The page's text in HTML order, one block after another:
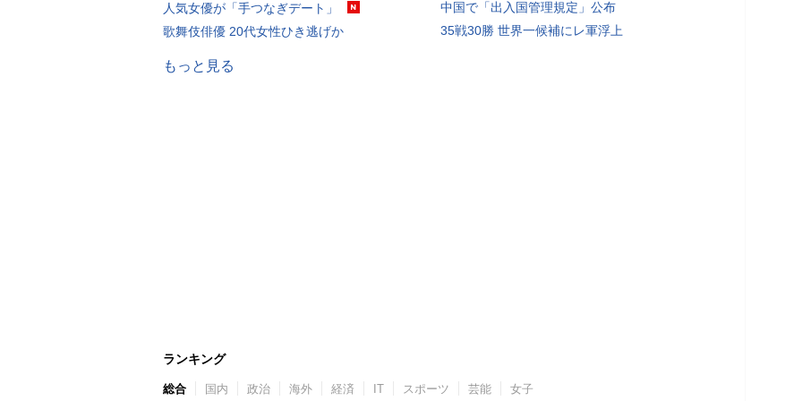
人気女優が「手つなぎデート」
歌舞伎俳優 20代女性ひき逃げか
中国で「出入国管理規定」公布
35戦30勝 世界一候補にレ軍浮上
もっと見る
ランキング
総合 国内 政治 海外 経済 IT スポーツ 芸能 女子